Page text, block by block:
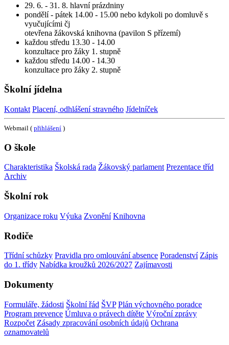
29. 6. - 31. 8. hlavní prázdniny
pondělí - pátek 14.00 - 15.00 nebo kdykoli po domluvě s
vyučujícími čj
otevřena žákovská knihovna (pavilon S přízemí)
každou středu 13.30 - 14.00
konzultace pro žáky 1. stupně
každou středu 14.00 - 14.30
konzultace pro žáky 2. stupně
Školní jídelna
Kontakt Placení, odhlášení stravného Jídelníček
Webmail ( přihlášení )
O škole
Charakteristika Školská rada Žákovský parlament Prezentace tříd
Archiv
Školní rok
Organizace roku Výuka Zvonění Knihovna
Rodiče
Třídní schůzky Pravidla pro omlouvání absence Poradenství Zápis
do 1. třídy Nabídka kroužků 2026/2027 Zajímavosti
Dokumenty
Formuláře, žádosti Školní řád ŠVP Plán výchovného poradce
Program prevence Úmluva o právech dítěte Výroční zprávy
Rozpočet Zásady zpracování osobních údajů Ochrana
oznamovatelů